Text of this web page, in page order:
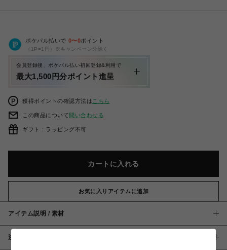
ポケパル払いで 0〜0ポイント
（1P=1円）※キャンペーン分除く
会員登録後、ポケパル払い初回登録&利用で
最大1,500円分ポイント進呈
獲得ポイントの確認方法は こちら
この商品について問い合わせる
ギフト：ラッピング不可
カートに入れる
お気に入りアイテムに追加
アイテム説明 / 素材
注意事項